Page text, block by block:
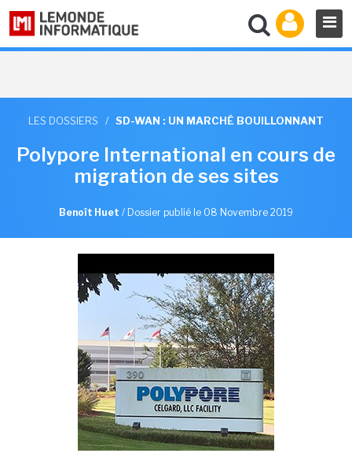
LES DOSSIERS / SD-WAN : UN MARCHÉ BOUILLONNANT
Polypore International en cours de
migration de ses sites
Benoît Huet / Dossier publié le 08 Novembre 2019